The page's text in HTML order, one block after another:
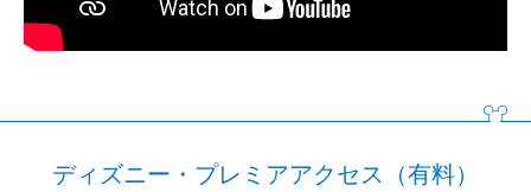
ディズニー・プレミアアクセス（有料）